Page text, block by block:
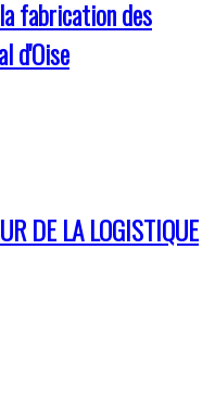
fabrication des
d'Oise
DE LA LOGISTIQUE